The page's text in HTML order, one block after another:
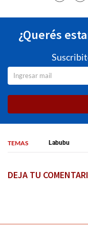
¿Querés
TEMAS Labubu
DEJA TU